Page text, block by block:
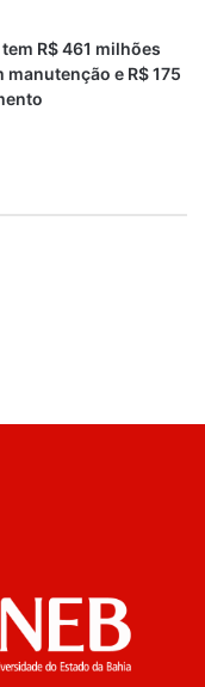
R$ 461 milhões
e R$ 175